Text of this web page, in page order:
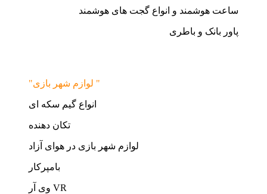
ساعت هوشمند و انواع گجت های هوشمند
پاور بانک و باطری
"لوازم شهر بازی "
انواع گیم سکه ای
تکان دهنده
لوازم شهر بازی در هوای آزاد
بامپرکار
وی آر VR